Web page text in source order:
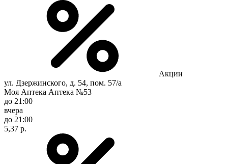
Акции
ул. Дзержинского, д. 54, пом. 57/а
Моя Аптека Аптека №53
до 21:00
вчера
до 21:00
5,37 р.